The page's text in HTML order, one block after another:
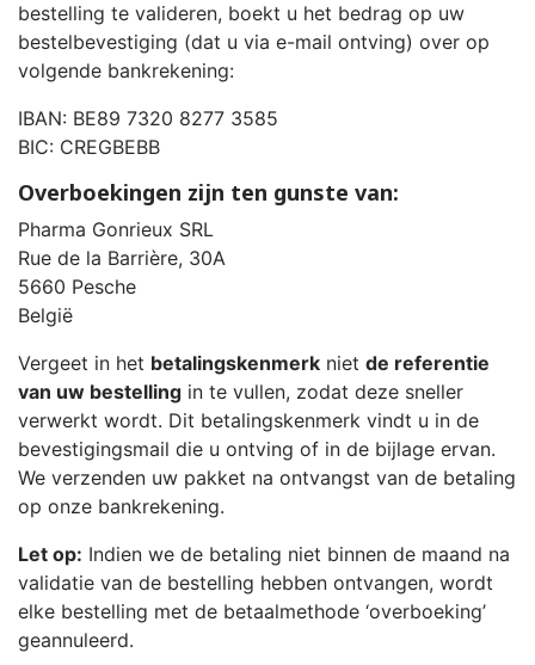
bestelling te valideren, boekt u het bedrag op uw
bestelbevestiging (dat u via e-mail ontving) over op
volgende bankrekening:
IBAN: BE89 7320 8277 3585
BIC: CREGBEBB
Overboekingen zijn ten gunste van:
Pharma Gonrieux SRL
Rue de la Barrière, 30A
5660 Pesche
België
Vergeet in het betalingskenmerk niet de referentie
van uw bestelling in te vullen, zodat deze sneller
verwerkt wordt. Dit betalingskenmerk vindt u in de
bevestigingsmail die u ontving of in de bijlage ervan.
We verzenden uw pakket na ontvangst van de betaling
op onze bankrekening.
Let op: Indien we de betaling niet binnen de maand na
validatie van de bestelling hebben ontvangen, wordt
elke bestelling met de betaalmethode ‘overboeking’
geannuleerd.